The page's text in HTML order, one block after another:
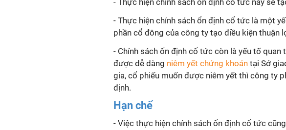
- Thực hiện chính sách ổn định cổ tức này sẽ
- Thực hiện chính sách ổn định cổ tức là một
phần cổ đông của công ty tạo điều kiện thuận
- Chính sách ổn định cổ tức còn là yếu tố
được dễ dàng niêm yết chứng khoán tại Sở
gia, cổ phiếu muốn được niêm yết thì công ty
định.
Hạn chế
- Việc thực hiện chính sách ổn định cổ tức